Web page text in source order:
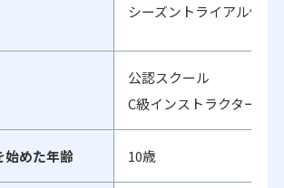
シーズントライアル優勝
公認スクール
C級インストラクター
始めた年齢 10歳